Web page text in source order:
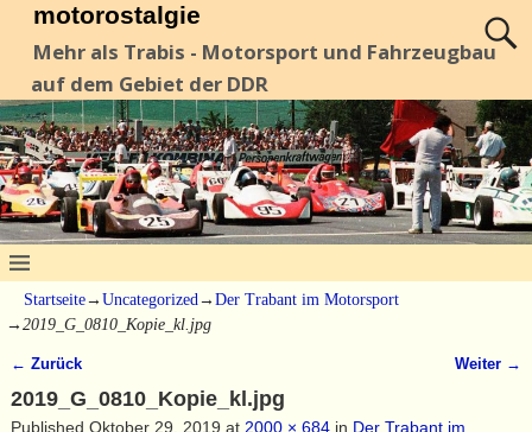
motorostalgie
Mehr als Trabis - Motorsport und Fahrzeugbau
auf dem Gebiet der DDR
Startseite→ Uncategorized → Der Trabant im Motorsport
→ 2019_G_0810_Kopie_kl.jpg
← Zurück Weiter →
2019_G_0810_Kopie_kl.jpg
Published Oktober 29, 2019 at 2000 × 684in Der Trabant im